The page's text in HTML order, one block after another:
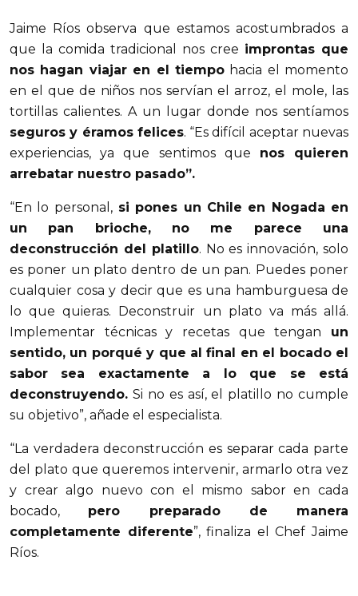
Jaime Ríos observa que estamos acostumbrados a
que la comida tradicional nos cree improntas que
nos hagan viajar en el tiempohacia el momento
en el que de niños nos servían el arroz, el mole, las
tortillas calientes. A un lugar donde nos sentíamos
seguros y éramos felices. “Es difícil aceptar nuevas
experiencias, ya que sentimos que nos quieren
arrebatar nuestro pasado”.
“En lo personal,si pones un Chile en Nogada en
un pan brioche, no me parece una
deconstrucción del platillo. No es innovación, solo
es poner un plato dentro de un pan. Puedes poner
cualquier cosa y decir que es una hamburguesa de
lo que quieras. Deconstruir un plato va más allá.
Implementar técnicas y recetas que tengan un
sentido, un porqué y que al final en el bocado el
sabor sea exactamente a lo que se está
deconstruyendo. Si no es así, el platillo no cumple
su objetivo”, añade el especialista.
“La verdadera deconstrucción es separar cada parte
del plato que queremos intervenir, armarlo otra vez
y crear algo nuevo con el mismo sabor en cada
bocado, pero preparado de manera
completamente diferente”, finaliza el Chef Jaime
Ríos.